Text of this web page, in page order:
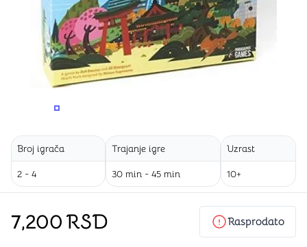
PROMENITE UGAO GLEDANJA
Broj igrača
2 - 4
Trajanje igre
30 min - 45 min
Uzrast
10+
7,200RSD Rasprodato